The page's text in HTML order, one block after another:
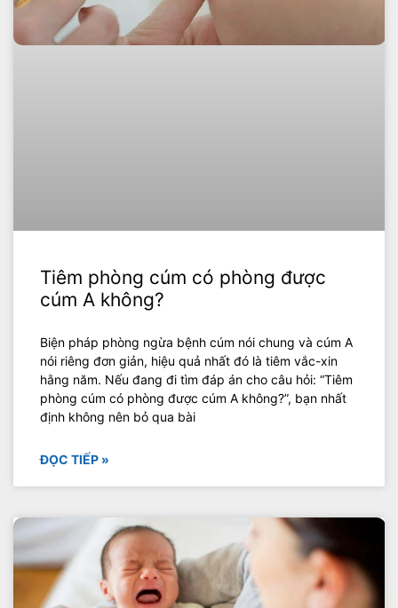
Tiêm phòng cúm có phòng được
cúm A không?
Biện pháp phòng ngừa bệnh cúm nói chung và cúm A
nói riêng đơn giản, hiệu quả nhất đó là tiêm vắc-xin
hằng năm. Nếu đang đi tìm đáp án cho câu hỏi: “Tiêm
phòng cúm có phòng được cúm A không?”, bạn nhất
định không nên bỏ qua bài
ĐỌC TIẾP »